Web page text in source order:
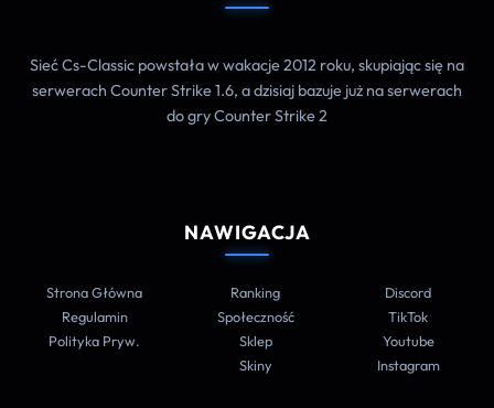
Sieć Cs-Classic powstała w wakacje 2012 roku, skupiając się na
serwerach Counter Strike 1.6, a dzisiaj bazuje już na serwerach
do gry Counter Strike 2
NAWIGACJA
Strona Główna
Regulamin
Polityka Pryw.
Ranking
Społeczność
Sklep
Skiny
Discord
TikTok
Youtube
Instagram